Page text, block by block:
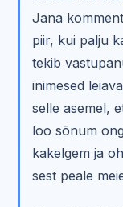
Jana
piir, kui palju
tekib
inimesed
selle asemel,
loo sõnum
kakelgem ja
sest peale